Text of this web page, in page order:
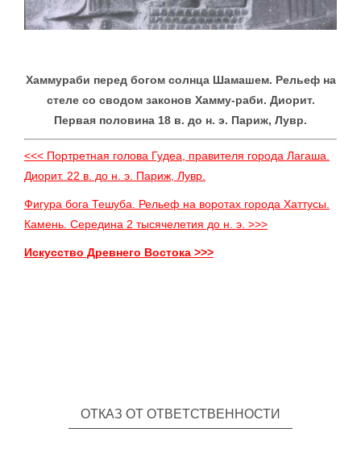
Хаммураби перед богом солнца Шамашем. Рельеф на
стеле со сводом законов Хамму-раби. Диорит.
Первая половина 18 в. до н. э. Париж, Лувр.
<<< Портретная голова Гудеа, правителя города Лагаша.
Диорит. 22 в. до н. э. Париж, Лувр.
Фигура бога Тешуба. Рельеф на воротах города Хаттусы.
Камень. Середина 2 тысячелетия до н. э. >>>
Искусство Древнего Востока >>>
ОТКАЗ ОТ ОТВЕТСТВЕННОСТИ